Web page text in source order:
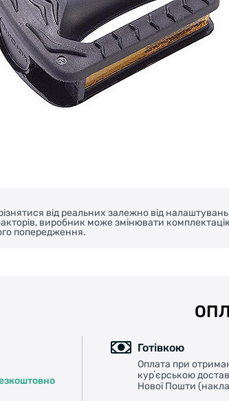
від реальних залежно від
виробник може змінювати
попередження.
Готівкою
Оплата при
курʼєрською
Нової Пошти